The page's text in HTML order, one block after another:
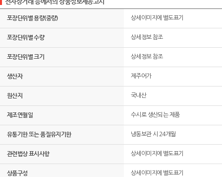
포장단위별 용량(중량) 상세이미지에 별도표기
포장단위별 수량 상세정보 참조
포장단위별 크기 상세정보 참조
생산자 제주어가
원산지 국내산
제조연월일 수시로 생산되는 제품
유통기한 또는 품질유지기한 냉동보관 시 24개월
관련법상 표시사항 상세이미지에 별도표기
상품구성 상세이미지에 별도표기